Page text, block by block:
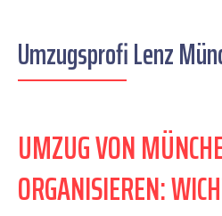
Umzugsprofi Lenz
UMZUG VON
ORGANISIEREN: